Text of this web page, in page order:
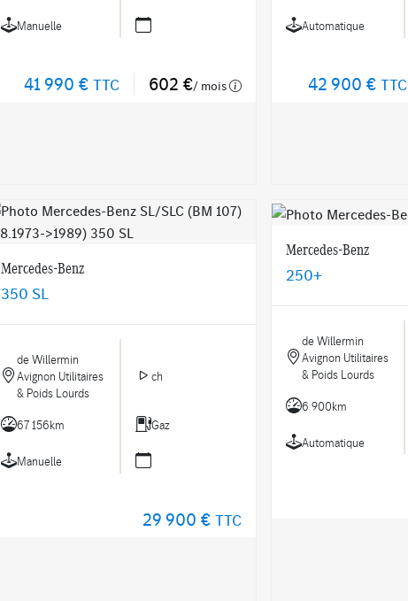
Manuelle
41 990 € TTC 602 €/ mois
Automatique
42 900 € TTC
Mercedes-Benz
350 SL
de Willermin
Avignon Utilitaires
& Poids Lourds
ch
67 156km Gaz
Manuelle
29 900 € TTC
Mercedes-Benz
250+
de Willermin
Avignon Utilitaires
& Poids Lourds
6 900km
Automatique